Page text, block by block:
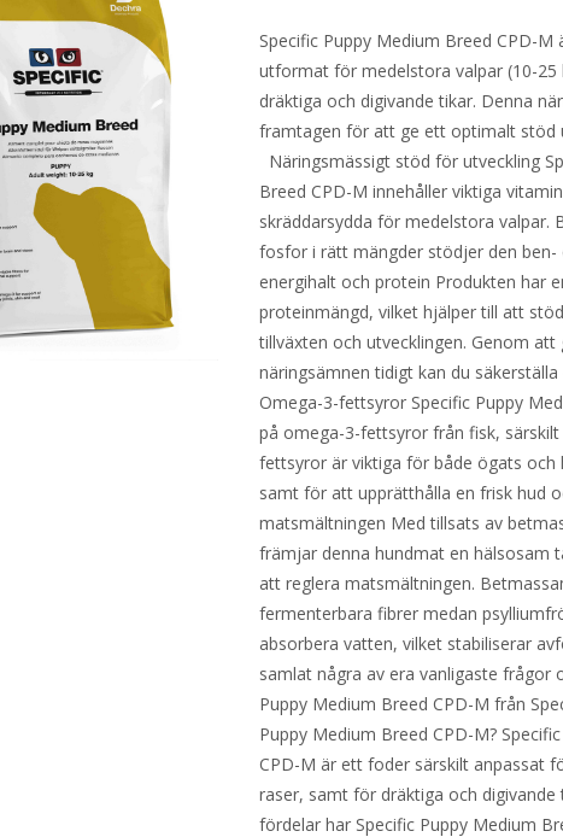
Specific Puppy Medium Breed CPD-
utformat för medelstora valpar (10-
dräktiga och digivande tikar. Denna
framtagen för att ge ett optimalt stöd
Näringsmässigt stöd för utveckling
Breed CPD-M innehåller viktiga
skräddarsydda för medelstora valpar.
fosfor i rätt mängder stödjer den
energihalt och protein Produkten har
proteinmängd, vilket hjälper till att
tillväxten och utvecklingen. Genom att
näringsämnen tidigt kan du
Omega-3-fettsyror Specific Puppy
på omega-3-fettsyror från fisk, särskilt
fettsyror är viktiga för både ögats och
samt för att upprätthålla en frisk hud
matsmältningen Med tillsats av
främjar denna hundmat en hälsosam
att reglera matsmältningen.
fermenterbara fibrer medan
absorbera vatten, vilket stabiliserar
samlat några av era vanligaste frågor
Puppy Medium Breed CPD-M från
Puppy Medium Breed CPD-M?
CPD-M är ett foder särskilt anpassat
raser, samt för dräktiga och
fördelar har Specific Puppy Medium